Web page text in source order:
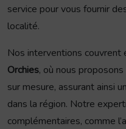
service pour vous fournir
localité.
Nos interventions
Orchies, où nous
sur mesure, assurant ainsi
dans la région. Notre
complémentaires, comme